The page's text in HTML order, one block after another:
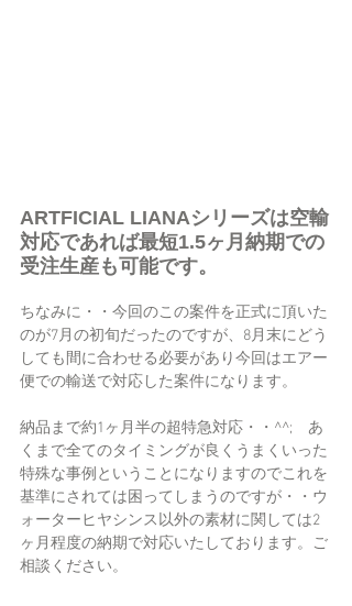
ARTFICIAL LIANAシリーズは空輸
対応であれば最短1.5ヶ月納期での
受注生産も可能です。
ちなみに・・今回のこの案件を正式に頂いた
のが7月の初旬だったのですが、8月末にどう
しても間に合わせる必要があり今回はエアー
便での輸送で対応した案件になります。
納品まで約1ヶ月半の超特急対応・・^^;　あ
くまで全てのタイミングが良くうまくいった
特殊な事例ということになりますのでこれを
基準にされては困ってしまうのですが・・ウ
ォーターヒヤシンス以外の素材に関しては2
ヶ月程度の納期で対応いたしております。ご
相談ください。